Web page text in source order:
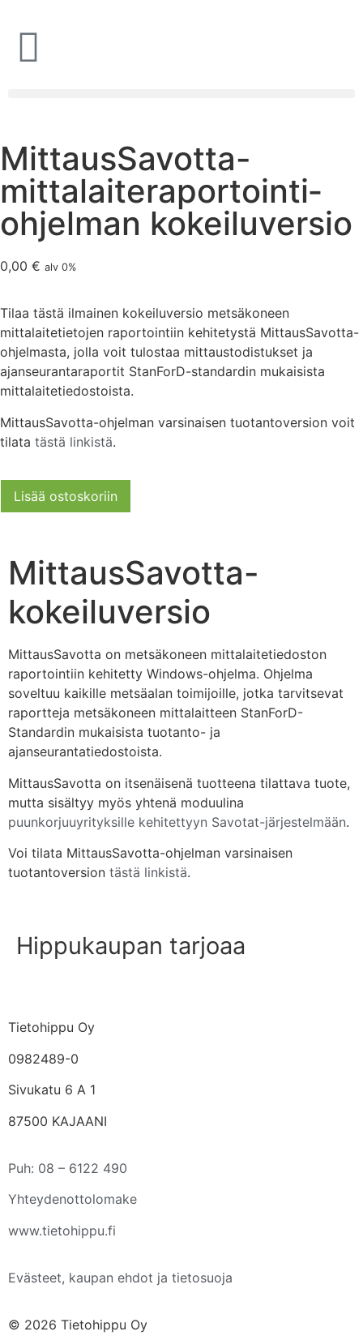
MittausSavotta-
mittalaite­raportointi­
ohjelman kokeiluversio
0,00 € alv 0%
Tilaa tästä ilmainen kokeiluversio metsäkoneen
mittalaitetietojen raportointiin kehitetystä MittausSavotta-
ohjelmasta, jolla voit tulostaa mittaustodistukset ja
ajanseurantaraportit StanForD-standardin mukaisista
mittalaitetiedostoista.
MittausSavotta-ohjelman varsinaisen tuotantoversion voit
tilata tästä linkistä.
Lisää ostoskoriin
MittausSavotta-
kokeiluversio
MittausSavotta on metsäkoneen mittalaitetiedoston
raportointiin kehitetty Windows-ohjelma. Ohjelma
soveltuu kaikille metsäalan toimijoille, jotka tarvitsevat
raportteja metsäkoneen mittalaitteen StanForD-
Standardin mukaisista tuotanto- ja
ajanseurantatiedostoista.
MittausSavotta on itsenäisenä tuotteena tilattava tuote,
mutta sisältyy myös yhtenä moduulina
puunkorjuuyrityksille kehitettyyn Savotat-järjestelmään.
Voi tilata MittausSavotta-ohjelman varsinaisen
tuotantoversion tästä linkistä.
Hippukaupan tarjoaa
Tietohippu Oy
0982489-0
Sivukatu 6 A 1
87500 KAJAANI
Puh: 08 – 6122 490
Yhteydenottolomake
www.tietohippu.fi
Evästeet, kaupan ehdot ja tietosuoja
© 2026 Tietohippu Oy